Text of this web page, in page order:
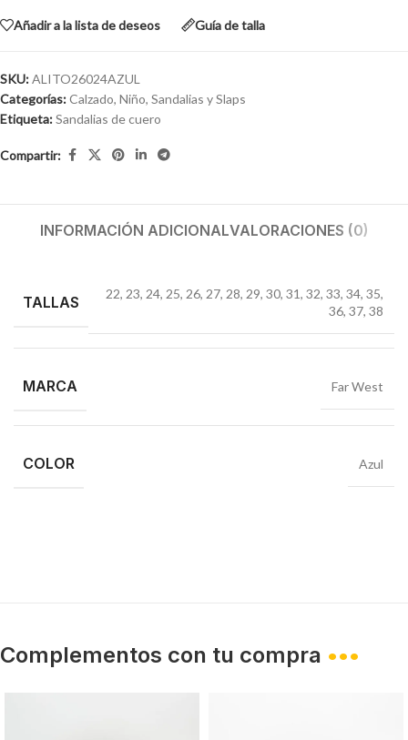
Añadir a la lista de deseos Guía de talla
SKU:ALITO26024AZUL
Categorías:Calzado, Niño, Sandalias y Slaps
Etiqueta:Sandalias de cuero
Compartir:
INFORMACIÓN ADICIONALVALORACIONES (0)
TALLAS 22, 23, 24, 25, 26, 27, 28, 29, 30, 31, 32, 33, 34, 35,
36, 37, 38
MARCA Far West
COLOR Azul
Complementos con tu compra •••